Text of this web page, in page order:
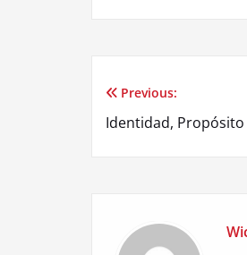
Post
Previous:
Identidad,